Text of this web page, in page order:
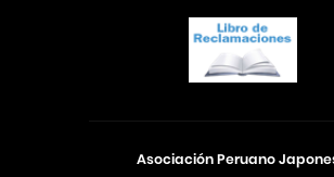
Asociación Peruano